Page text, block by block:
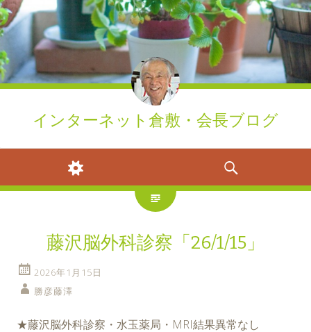
インターネット倉敷・会長ブログ
ウィジェット
藤沢脳外科診察「26/1/15」
2026年1月15日
勝彦藤澤
★藤沢脳外科診察・水玉薬局・MRI結果異常なし